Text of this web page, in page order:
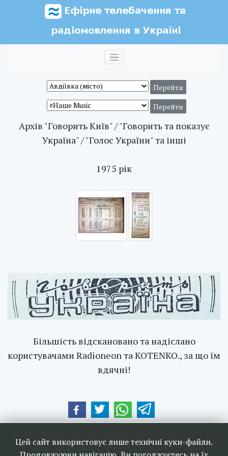
Архів "Говорить Київ" / "Говорить та показує
Україна" / "Голос України" та інші
1975 рік
Більшість відскановано та надіслано
користувачами Radioneon та KOTENKO., за що їм
вдячні!
Цей сайт використовує лише технічні куки-файли.